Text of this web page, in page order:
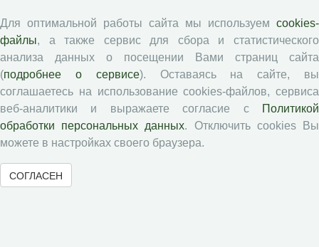
Положение о рецензировании
Форма рецензии
Журналы ВолНЦ РАН
Экономические и социальные перемены
Проблемы развития территории
Вопросы территориального развития
Для оптимальной работы сайта мы используем cookies-
файлы, а также сервис для сбора и статистического
анализа данных о посещении Вами страниц сайта
(подробнее о сервисе). Оставаясь на сайте, вы
соглашаетесь на использование cookies-файлов, сервиса
веб-аналитики и выражаете согласие с
Политикой
обработки персональных данных. Отключить cookies Вы
можете в настройках своего браузера.
СОГЛАСЕН